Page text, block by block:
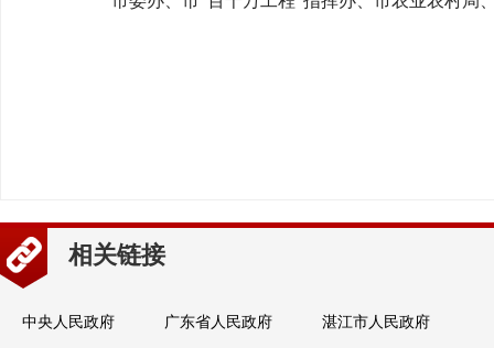
相关链接
中央人民政府 广东省人民政府 湛江市人民政府